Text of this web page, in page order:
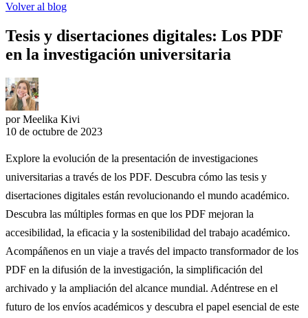
Volver al blog
Tesis y disertaciones digitales: Los PDF
en la investigación universitaria
por Meelika Kivi
10 de octubre de 2023
Explore la evolución de la presentación de investigaciones
universitarias a través de los PDF. Descubra cómo las tesis y
disertaciones digitales están revolucionando el mundo académico.
Descubra las múltiples formas en que los PDF mejoran la
accesibilidad, la eficacia y la sostenibilidad del trabajo académico.
Acompáñenos en un viaje a través del impacto transformador de los
PDF en la difusión de la investigación, la simplificación del
archivado y la ampliación del alcance mundial. Adéntrese en el
futuro de los envíos académicos y descubra el papel esencial de este